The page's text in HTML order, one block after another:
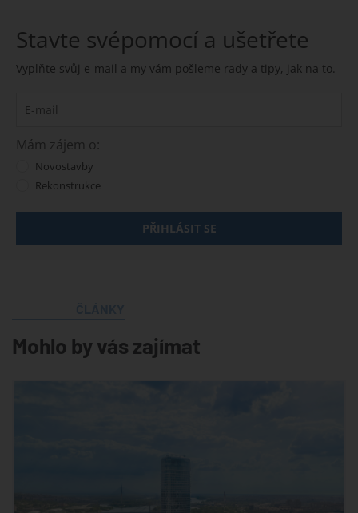
Stavte svépomocí a ušetřete
Vyplňte svůj e-mail a my vám pošleme rady a tipy, jak na to.
Mám zájem o:
Novostavby
Rekonstrukce
PŘIHLÁSIT SE
Mohlo by vás zajímat